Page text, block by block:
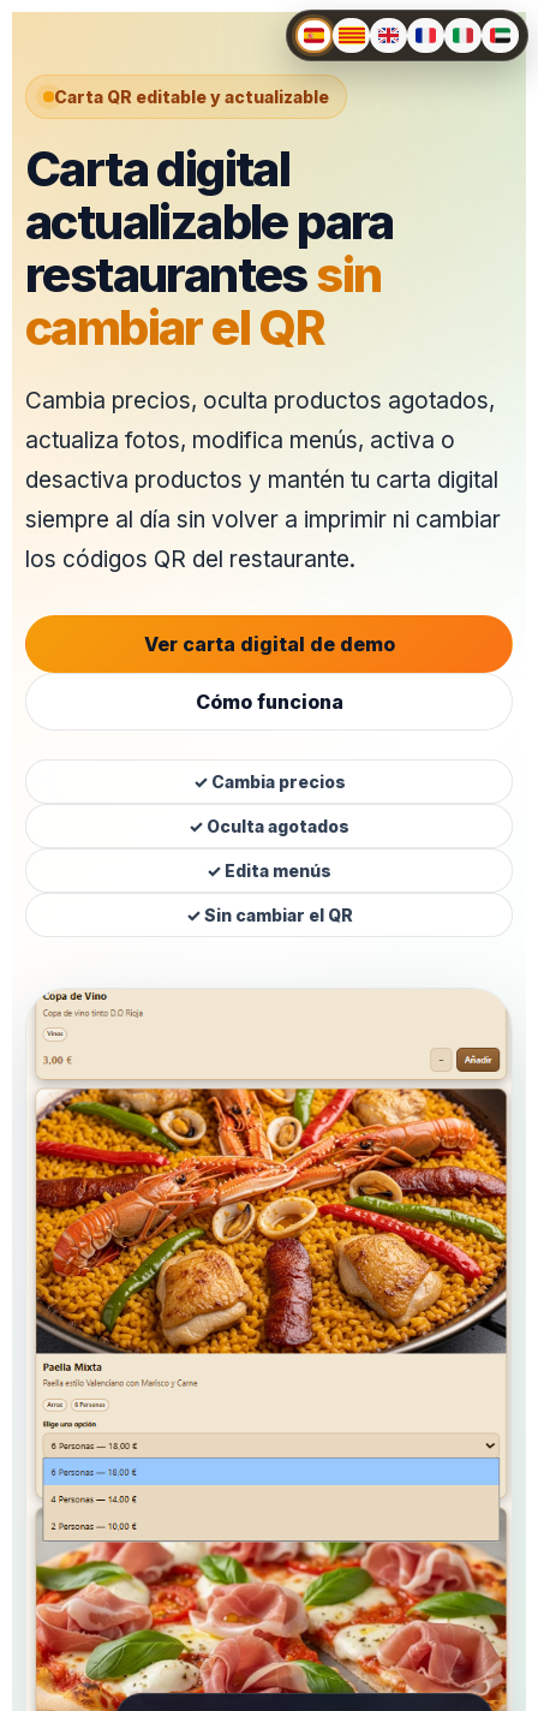
Carta QR editable y actualizable
Carta digital
actualizable para
restaurantessin
cambiar el QR
Cambia precios, oculta productos agotados,
actualiza fotos, modifica menús, activa o
desactiva productos y mantén tu carta digital
siempre al día sin volver a imprimir ni cambiar
los códigos QR del restaurante.
Ver carta digital de demo
Cómo funciona
✓ Cambia precios
✓ Oculta agotados
✓ Edita menús
✓ Sin cambiar el QR